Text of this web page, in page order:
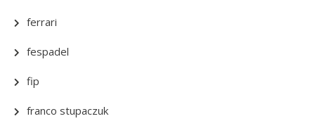
ferrari
fespadel
fip
franco stupaczuk